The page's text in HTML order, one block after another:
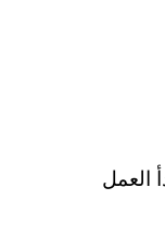
العمل